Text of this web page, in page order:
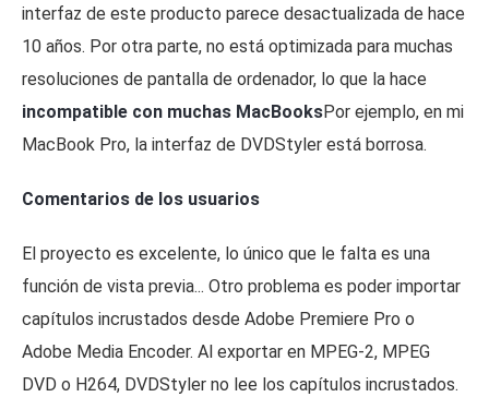
interfaz de este producto parece desactualizada de hace
10 años. Por otra parte, no está optimizada para muchas
resoluciones de pantalla de ordenador, lo que la hace
incompatible con muchas MacBooksPor ejemplo, en mi
MacBook Pro, la interfaz de DVDStyler está borrosa.
Comentarios de los usuarios
El proyecto es excelente, lo único que le falta es una
función de vista previa... Otro problema es poder importar
capítulos incrustados desde Adobe Premiere Pro o
Adobe Media Encoder. Al exportar en MPEG-2, MPEG
DVD o H264, DVDStyler no lee los capítulos incrustados.